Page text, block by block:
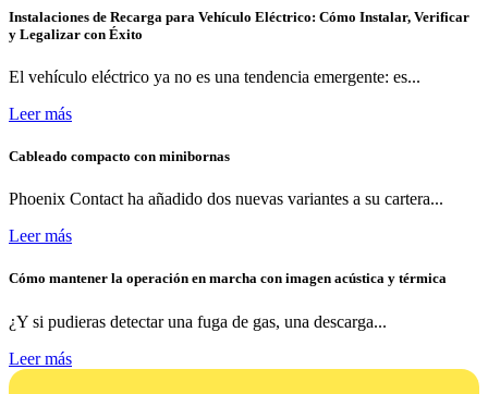
Instalaciones de Recarga para Vehículo Eléctrico: Cómo Instalar, Verificar
y Legalizar con Éxito
El vehículo eléctrico ya no es una tendencia emergente: es...
Leer más
Cableado compacto con minibornas
Phoenix Contact ha añadido dos nuevas variantes a su cartera...
Leer más
Cómo mantener la operación en marcha con imagen acústica y térmica
¿Y si pudieras detectar una fuga de gas, una descarga...
Leer más